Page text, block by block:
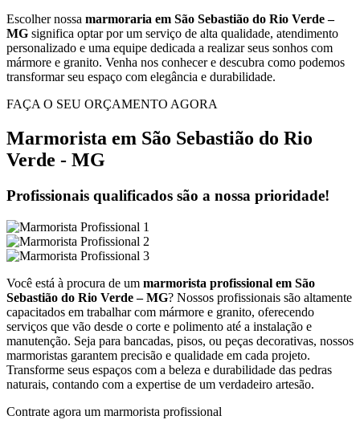
Escolher nossa marmoraria em São Sebastião do Rio Verde –
MG significa optar por um serviço de alta qualidade, atendimento
personalizado e uma equipe dedicada a realizar seus sonhos com
mármore e granito. Venha nos conhecer e descubra como podemos
transformar seu espaço com elegância e durabilidade.
FAÇA O SEU ORÇAMENTO AGORA
Marmorista em São Sebastião do Rio
Verde - MG
Profissionais qualificados são a nossa prioridade!
Você está à procura de um marmorista profissional em São
Sebastião do Rio Verde – MG? Nossos profissionais são altamente
capacitados em trabalhar com mármore e granito, oferecendo
serviços que vão desde o corte e polimento até a instalação e
manutenção. Seja para bancadas, pisos, ou peças decorativas, nossos
marmoristas garantem precisão e qualidade em cada projeto.
Transforme seus espaços com a beleza e durabilidade das pedras
naturais, contando com a expertise de um verdadeiro artesão.
Contrate agora um marmorista profissional